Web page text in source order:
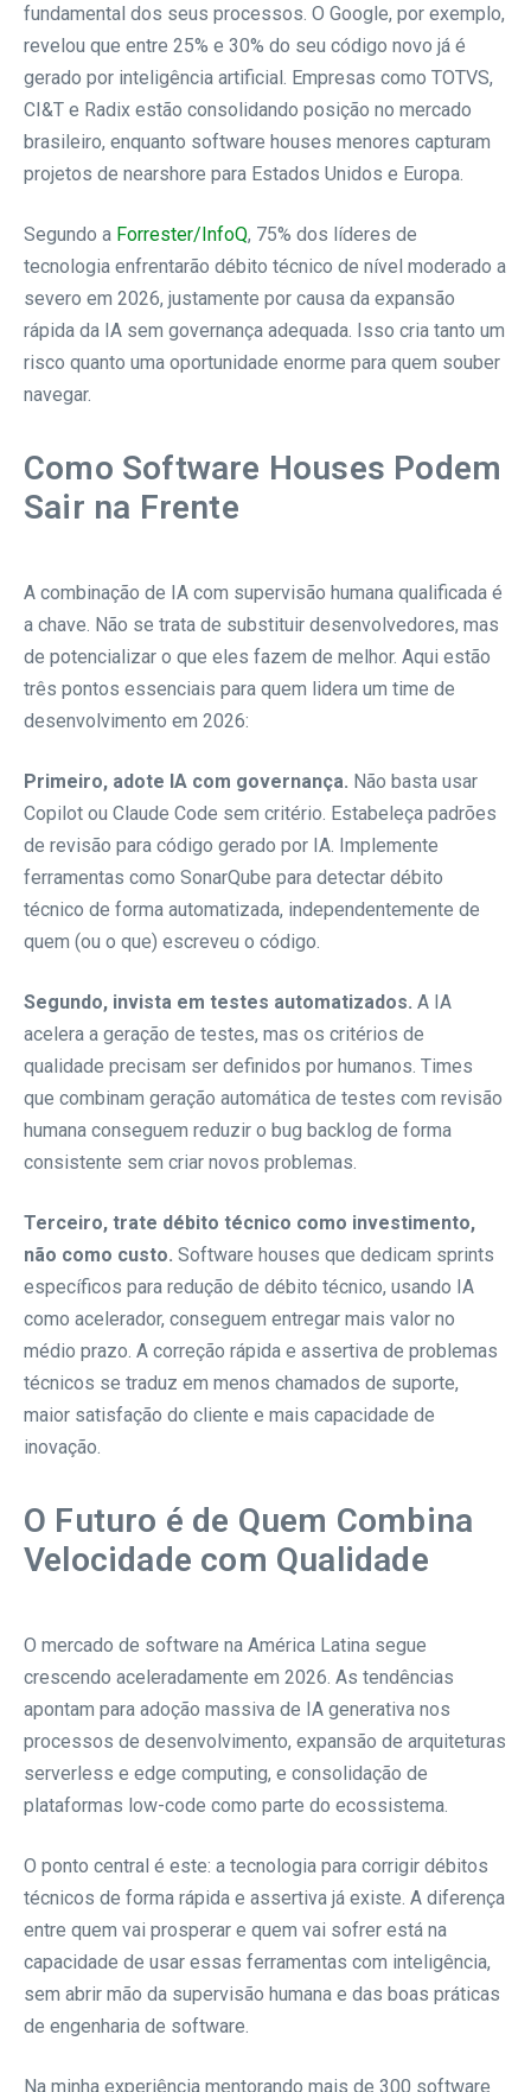
fundamental dos seus processos. O Google, por exemplo,
revelou que entre 25% e 30% do seu código novo já é
gerado por inteligência artificial. Empresas como TOTVS,
CI&T e Radix estão consolidando posição no mercado
brasileiro, enquanto software houses menores capturam
projetos de nearshore para Estados Unidos e Europa.
Segundo a Forrester/InfoQ, 75% dos líderes de
tecnologia enfrentarão débito técnico de nível moderado a
severo em 2026, justamente por causa da expansão
rápida da IA sem governança adequada. Isso cria tanto um
risco quanto uma oportunidade enorme para quem souber
navegar.
Como Software Houses Podem
Sair na Frente
A combinação de IA com supervisão humana qualificada é
a chave. Não se trata de substituir desenvolvedores, mas
de potencializar o que eles fazem de melhor. Aqui estão
três pontos essenciais para quem lidera um time de
desenvolvimento em 2026:
Primeiro, adote IA com governança. Não basta usar
Copilot ou Claude Code sem critério. Estabeleça padrões
de revisão para código gerado por IA. Implemente
ferramentas como SonarQube para detectar débito
técnico de forma automatizada, independentemente de
quem (ou o que) escreveu o código.
Segundo, invista em testes automatizados. A IA
acelera a geração de testes, mas os critérios de
qualidade precisam ser definidos por humanos. Times
que combinam geração automática de testes com revisão
humana conseguem reduzir o bug backlog de forma
consistente sem criar novos problemas.
Terceiro, trate débito técnico como investimento,
não como custo. Software houses que dedicam sprints
específicos para redução de débito técnico, usando IA
como acelerador, conseguem entregar mais valor no
médio prazo. A correção rápida e assertiva de problemas
técnicos se traduz em menos chamados de suporte,
maior satisfação do cliente e mais capacidade de
inovação.
O Futuro é de Quem Combina
Velocidade com Qualidade
O mercado de software na América Latina segue
crescendo aceleradamente em 2026. As tendências
apontam para adoção massiva de IA generativa nos
processos de desenvolvimento, expansão de arquiteturas
serverless e edge computing, e consolidação de
plataformas low-code como parte do ecossistema.
O ponto central é este: a tecnologia para corrigir débitos
técnicos de forma rápida e assertiva já existe. A diferença
entre quem vai prosperar e quem vai sofrer está na
capacidade de usar essas ferramentas com inteligência,
sem abrir mão da supervisão humana e das boas práticas
de engenharia de software.
Na minha experiência mentorando mais de 300 software